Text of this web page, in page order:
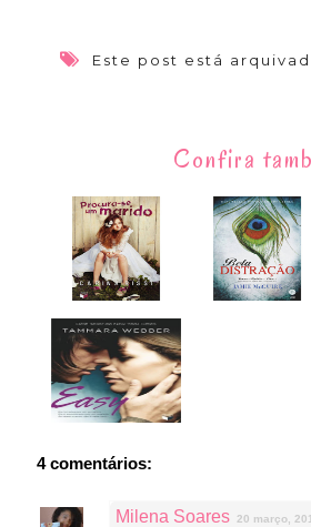
Este post está
Confira
4 comentários:
Milena Soares 20 março,